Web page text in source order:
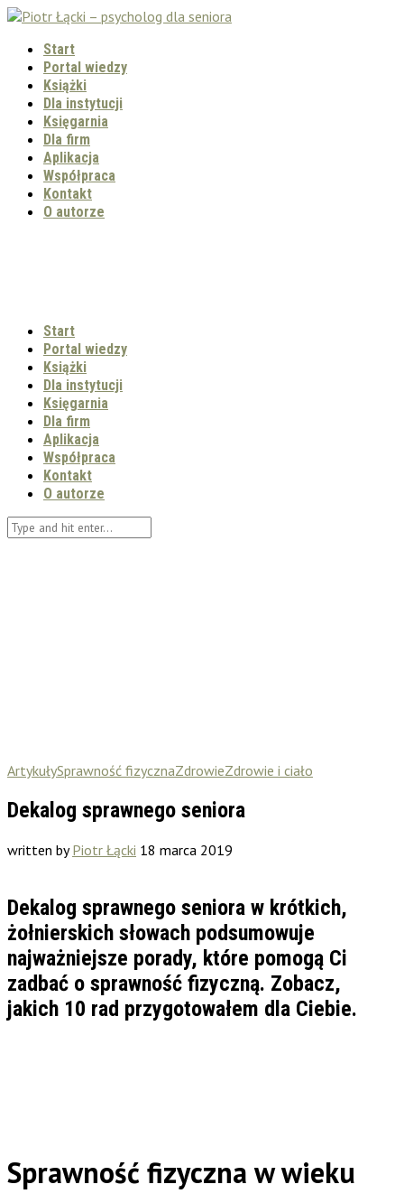
Start
Portal wiedzy
Książki
Dla instytucji
Księgarnia
Dla firm
Aplikacja
Współpraca
Kontakt
O autorze
Start
Portal wiedzy
Książki
Dla instytucji
Księgarnia
Dla firm
Aplikacja
Współpraca
Kontakt
O autorze
ArtykułySprawność fizycznaZdrowieZdrowie i ciało
Dekalog sprawnego seniora
written byPiotr Łącki 18 marca 2019
Dekalog sprawnego seniora w krótkich,
żołnierskich słowach podsumowuje
najważniejsze porady, które pomogą Ci
zadbać o sprawność fizyczną. Zobacz,
jakich 10 rad przygotowałem dla Ciebie.
Sprawność fizyczna w wieku